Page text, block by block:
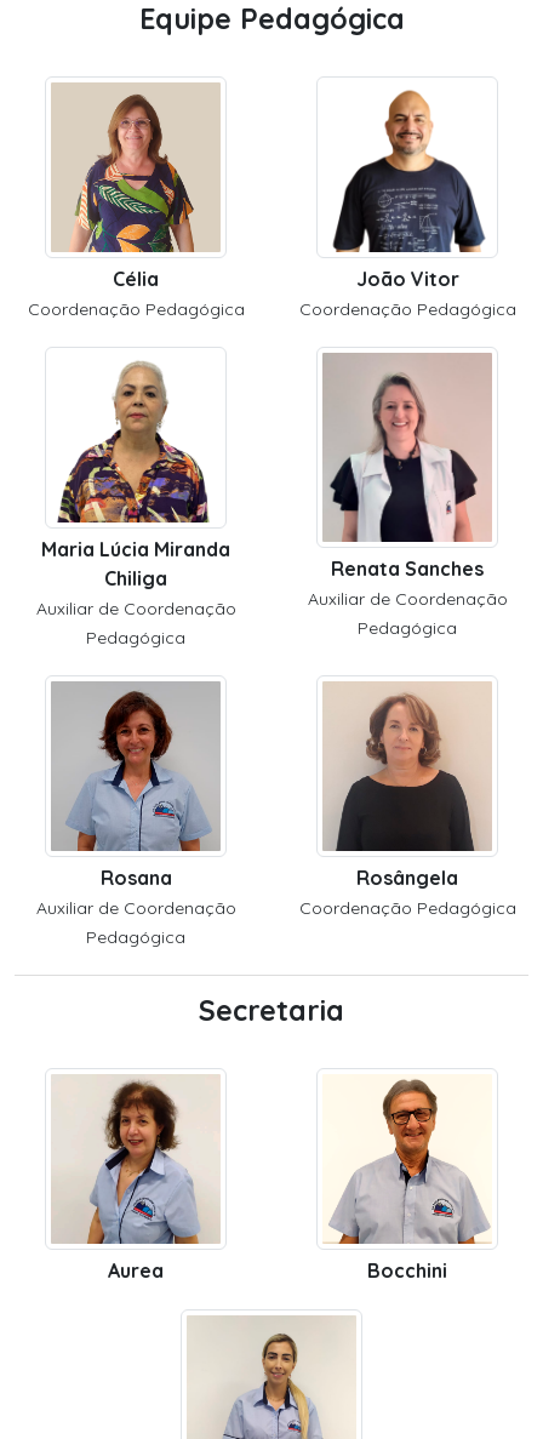
Equipe Pedagógica
Célia
Coordenação Pedagógica
João Vitor
Coordenação Pedagógica
Maria Lúcia Miranda
Chiliga
Auxiliar de Coordenação
Pedagógica
Renata Sanches
Auxiliar de Coordenação
Pedagógica
Rosana
Auxiliar de Coordenação
Pedagógica
Rosângela
Coordenação Pedagógica
Secretaria
Aurea Bocchini